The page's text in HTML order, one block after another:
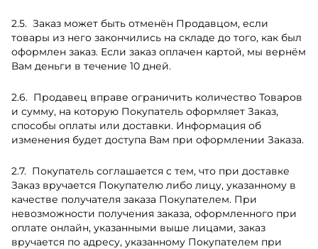
Заказ может быть отменён Продавцом, если
товары из него закончились на складе до того, как был
оформлен заказ. Если заказ оплачен картой, мы вернём
Вам деньги в течение 10 дней.
Продавец вправе ограничить количество Товаров
и сумму, на которую Покупатель оформляет Заказ,
способы оплаты или доставки. Информация об
изменения будет доступа Вам при оформлении Заказа.
Покупатель соглашается с тем, что при доставке
Заказ вручается Покупателю либо лицу, указанному в
качестве получателя заказа Покупателем. При
невозможности получения заказа, оформленного при
оплате онлайн, указанными выше лицами, заказ
вручается по адресу, указанному Покупателем при